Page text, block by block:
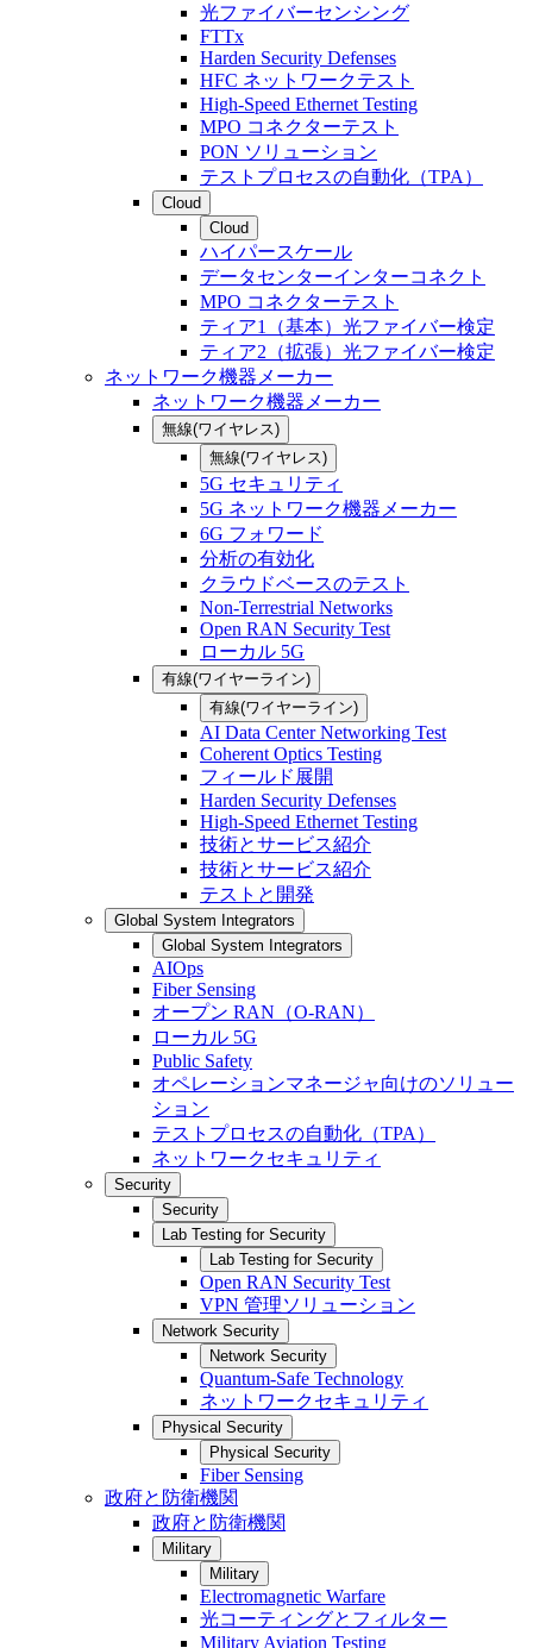
光ファイバーセンシング
FTTx
Harden Security Defenses
HFC ネットワークテスト
High-Speed Ethernet Testing
MPO コネクターテスト
PON ソリューション
テストプロセスの自動化（TPA）
Cloud
Cloud
ハイパースケール
データセンターインターコネクト
MPO コネクターテスト
ティア1（基本）光ファイバー検定
ティア2（拡張）光ファイバー検定
ネットワーク機器メーカー
ネットワーク機器メーカー
無線(ワイヤレス)
無線(ワイヤレス)
5G セキュリティ
5G ネットワーク機器メーカー
6G フォワード
分析の有効化
クラウドベースのテスト
Non-Terrestrial Networks
Open RAN Security Test
ローカル 5G
有線(ワイヤーライン)
有線(ワイヤーライン)
AI Data Center Networking Test
Coherent Optics Testing
フィールド展開
Harden Security Defenses
High-Speed Ethernet Testing
技術とサービス紹介
技術とサービス紹介
テストと開発
Global System Integrators
Global System Integrators
AIOps
Fiber Sensing
オープン RAN（O-RAN）
ローカル 5G
Public Safety
オペレーションマネージャ向けのソリュー
ション
テストプロセスの自動化（TPA）
ネットワークセキュリティ
Security
Security
Lab Testing for Security
Lab Testing for Security
Open RAN Security Test
VPN 管理ソリューション
Network Security
Network Security
Quantum-Safe Technology
ネットワークセキュリティ
Physical Security
Physical Security
Fiber Sensing
政府と防衛機関
政府と防衛機関
Military
Military
Electromagnetic Warfare
光コーティングとフィルター
Military Aviation Testing